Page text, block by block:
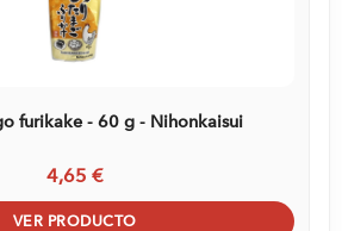
furikake - 60 g - Nihonkaisui
4,65 €
VER PRODUCTO